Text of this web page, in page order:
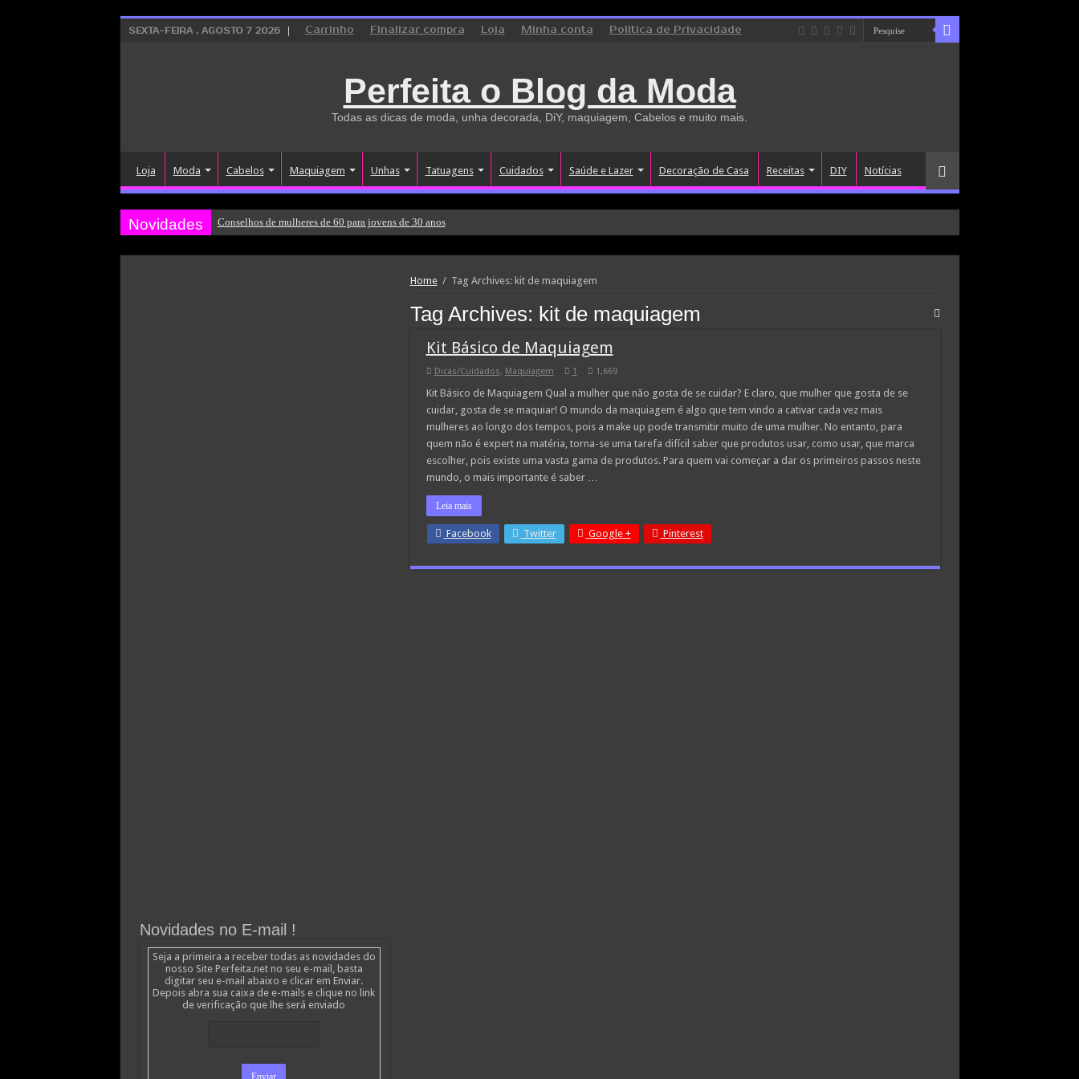
SEXTA-FEIRA , AGOSTO 7 2026 Carrinho Finalizar compra Loja Minha conta Politica de Privacidade
Perfeita o Blog da Moda
Todas as dicas de moda, unha decorada, DiY, maquiagem, Cabelos e muito mais.
Loja Moda Cabelos Maquiagem Unhas Tatuagens Cuidados Saúde e Lazer Decoração de Casa Receitas DIY Notícias
Novidades Conselhos de mulheres de 60 para jovens de 30 anos
Home / Tag Archives: kit de maquiagem
Tag Archives: kit de maquiagem
Kit Básico de Maquiagem
Dicas/Cuidados, Maquiagem 1 1,669
Kit Básico de Maquiagem Qual a mulher que não gosta de se cuidar? E claro, que mulher que gosta de se
cuidar, gosta de se maquiar! O mundo da maquiagem é algo que tem vindo a cativar cada vez mais
mulheres ao longo dos tempos, pois a make up pode transmitir muito de uma mulher. No entanto, para
quem não é expert na matéria, torna-se uma tarefa difícil saber que produtos usar, como usar, que marca
escolher, pois existe uma vasta gama de produtos. Para quem vai começar a dar os primeiros passos neste
mundo, o mais importante é saber …
Leia mais
Facebook Twitter Google + Pinterest
Novidades no E-mail !
Seja a primeira a receber todas as novidades do
nosso Site Perfeita.net no seu e-mail, basta
digitar seu e-mail abaixo e clicar em Enviar.
Depois abra sua caixa de e-mails e clique no link
de verificação que lhe será enviado